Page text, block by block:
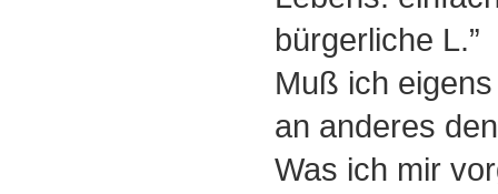
bürgerliche L.”
Muß ich
an anderes
Was ich mir